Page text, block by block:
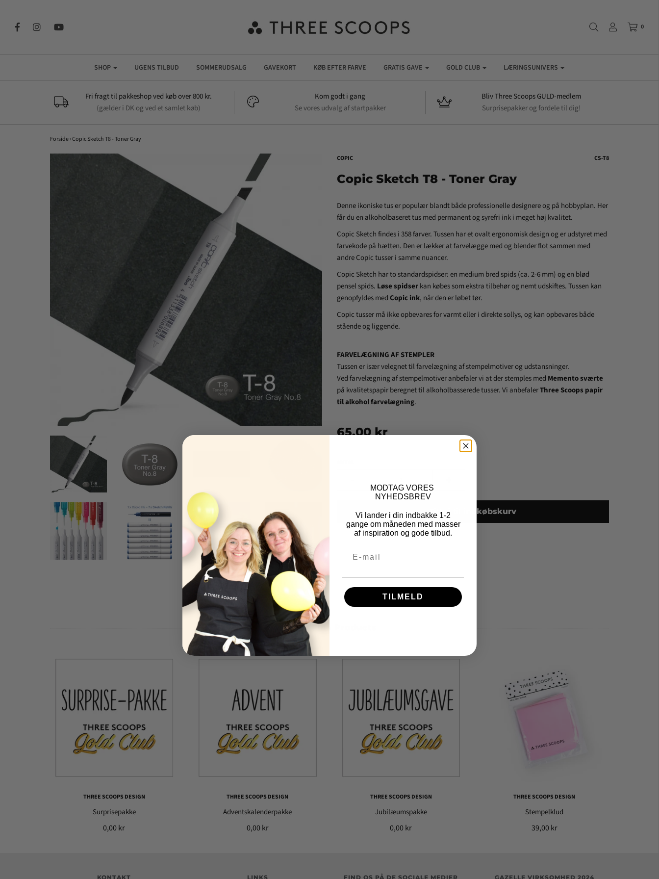
0
SHOP UGENS TILBUD SOMMERUDSALG GAVEKORT KØB EFTER FARVE GRATIS GAVE GOLD CLUB LÆRINGSUNIVERS
Fri fragt til pakkeshop ved køb over 800 kr.
(gælder i DK og ved et samlet køb)
Kom godt i gang
Se vores udvalg af startpakker
Bliv Three Scoops GULD-medlem
Surprisepakker og fordele til dig!
Forside ›Copic Sketch T8 - Toner Gray
COPIC CS-T8
Copic Sketch T8 - Toner Gray
Denne ikoniske tus er populær blandt både professionelle designere og på hobbyplan. Her
får du en alkoholbaseret tus med permanent og syrefri ink i meget høj kvalitet.
Copic Sketch findes i 358 farver. Tussen har et ovalt ergonomisk design og er udstyret med
farvekode på hætten. Den erlækker at farvelægge med og blender flot sammen med
andre Copic tusser i samme nuancer.
Copic Sketch har to standardspidser: en medium bred spids (ca. 2-6 mm) og en blød
pensel spids. Løse spidserkan købes som ekstra tilbehør og nemt udskiftes. Tussen kan
genopfyldes medCopic ink, når den er løbet tør.
Copic tusser må ikke opbevares for varmt eller i direkte sollys, og kan opbevares både
stående og liggende.
FARVELÆGNING AF STEMPLER
Tussen er især velegnet til farvelægning af stempelmotiver og udstansninger.
Ved farvelægning af stempelmotiver anbefaler vi at der stemples med Memento sværte
på kvalitetspapir beregnet til alkoholbasserede tusser.Vi anbefalerThree Scoops papir
til alkohol farvelægning.
65,00 kr
Tilføj til indkøbskurv
Other Fine Products
THREE SCOOPS DESIGN
Surprisepakke
0,00 kr
THREE SCOOPS DESIGN
Adventskalenderpakke
0,00 kr
THREE SCOOPS DESIGN
Jubilæumspakke
0,00 kr
THREE SCOOPS DESIGN
Stempelklud
39,00 kr
KONTAKT LINKS FIND OS PÅ DE SOCIALE MEDIER GAZELLE VIRKSOMHED 2024
MODTAG VORES
NYHEDSBREV
Vi lander i din indbakke 1-2
gange om måneden med masser
af inspiration og gode tilbud.
TILMELD